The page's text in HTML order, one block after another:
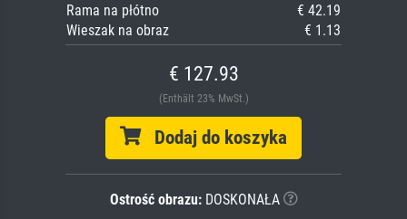
Rama na płótno
€ 42.19
Wieszak na obraz
€ 1.13
€ 127.93
(Enthält 23% MwSt.)
Dodaj do koszyka
Ostrość obrazu:DOSKONAŁA